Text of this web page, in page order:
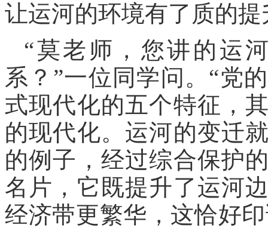
让运河的环境有了质的提
“莫老师，您讲的运
系？”一位同学问。“党
式现代化的五个特征，
的现代化。运河的变迁
的例子，经过综合保护
名片，它既提升了运河
经济带更繁华，这恰好